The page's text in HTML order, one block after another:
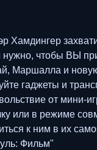
Хамдингер
чтобы ВЫ
Маршалла и
гаджеты и
от мини-
или в режиме
к ним в их
Фильм"